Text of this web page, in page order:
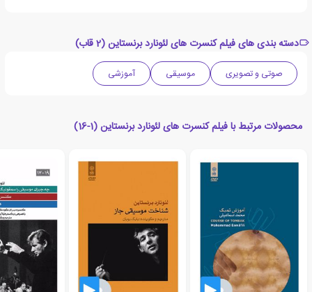
دسته بندی های فیلم کنسرت های لئونارد برنستاین (2 قاب)
صوتی و تصویری موسیقی آموزشی
محصولات مرتبط با فیلم کنسرت های لئونارد برنستاین (1-16)